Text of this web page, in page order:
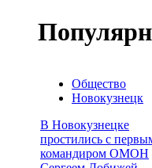
Общество
Новокузнецк
В Новокузнецке
простились с
командиром ОМОН